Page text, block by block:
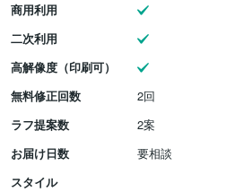
商用利用
二次利用
高解像度（印刷可）
無料修正回数
2回
ラフ提案数
2案
お届け日数
要相談
スタイル